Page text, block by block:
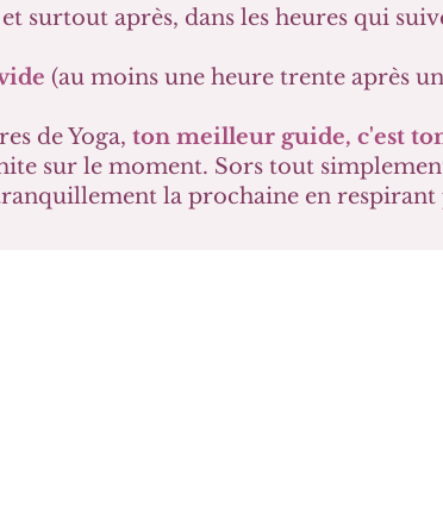
et surtout après, dans les heures qui
(au moins une heure trente après
de Yoga, ton meilleur guide, c'est
sur le moment. Sors tout
la prochaine en